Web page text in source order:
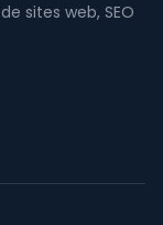
sites web, SEO